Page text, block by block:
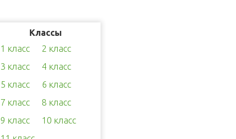
Классы
1 класс
2 класс
3 класс
4 класс
5 класс
6 класс
7 класс
8 класс
9 класс
10 класс